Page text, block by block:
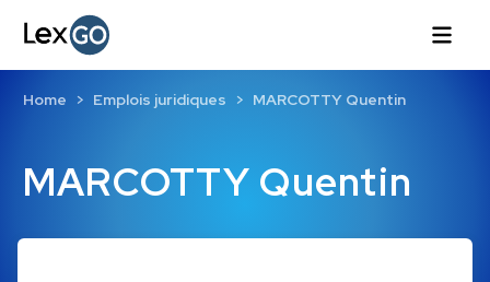
MARCOTTY Quentin
Home Emplois juridiques MARCOTTY Quentin